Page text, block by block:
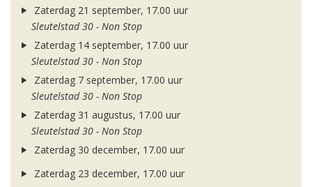
Zaterdag 21 september, 17.00 uur
Sleutelstad 30 - Non Stop
Zaterdag 14 september, 17.00 uur
Sleutelstad 30 - Non Stop
Zaterdag 7 september, 17.00 uur
Sleutelstad 30 - Non Stop
Zaterdag 31 augustus, 17.00 uur
Sleutelstad 30 - Non Stop
Zaterdag 30 december, 17.00 uur
Zaterdag 23 december, 17.00 uur